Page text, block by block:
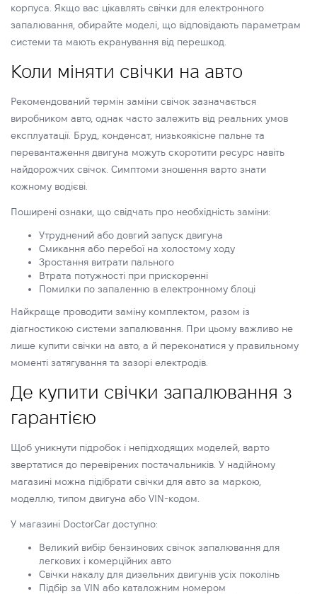
корпуса. Якщо вас цікавлять свічки для електронного
запалювання, обирайте моделі, що відповідають параметрам
системи та мають екранування від перешкод.
Коли міняти свічки на авто
Рекомендований термін заміни свічок зазначається
виробником авто, однак часто залежить від реальних умов
експлуатації. Бруд, конденсат, низькоякісне пальне та
перевантаження двигуна можуть скоротити ресурс навіть
найдорожчих свічок. Симптоми зношення варто знати
кожному водієві.
Поширені ознаки, що свідчать про необхідність заміни:
Утруднений або довгий запуск двигуна
Смикання або перебої на холостому ходу
Зростання витрати пального
Втрата потужності при прискоренні
Помилки по запаленню в електронному блоці
Найкраще проводити заміну комплектом, разом із
діагностикою системи запалювання. При цьому важливо не
лише купити свічки на авто, а й переконатися у правильному
моменті затягування та зазорі електродів.
Де купити свічки запалювання з
гарантією
Щоб уникнути підробок і непідходящих моделей, варто
звертатися до перевірених постачальників. У надійному
магазині можна підібрати свічки для авто за маркою,
моделлю, типом двигуна або VIN-кодом.
У магазині DoctorCar доступно:
Великий вибір бензинових свічок запалювання для
легкових і комерційних авто
Свічки накалу для дизельних двигунів усіх поколінь
Підбір за VIN або каталожним номером